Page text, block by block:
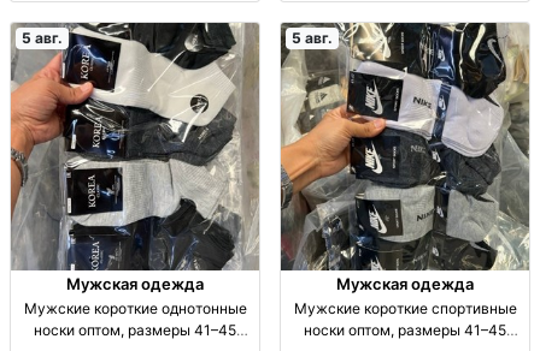
5 авг.
Мужская одежда
Мужские короткие однотонные
носки оптом, размеры 41–45
5 авг.
Мужская одежда
Мужские короткие спортивные
носки оптом, размеры 41–45